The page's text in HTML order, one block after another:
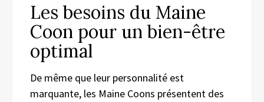
Les besoins du Maine
Coon pour un bien-être
optimal
De même que leur personnalité est
marquante, les Maine Coons présentent des